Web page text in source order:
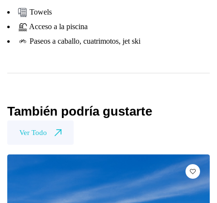
Towels
Acceso a la piscina
Paseos a caballo, cuatrimotos, jet ski
También podría gustarte
Ver Todo